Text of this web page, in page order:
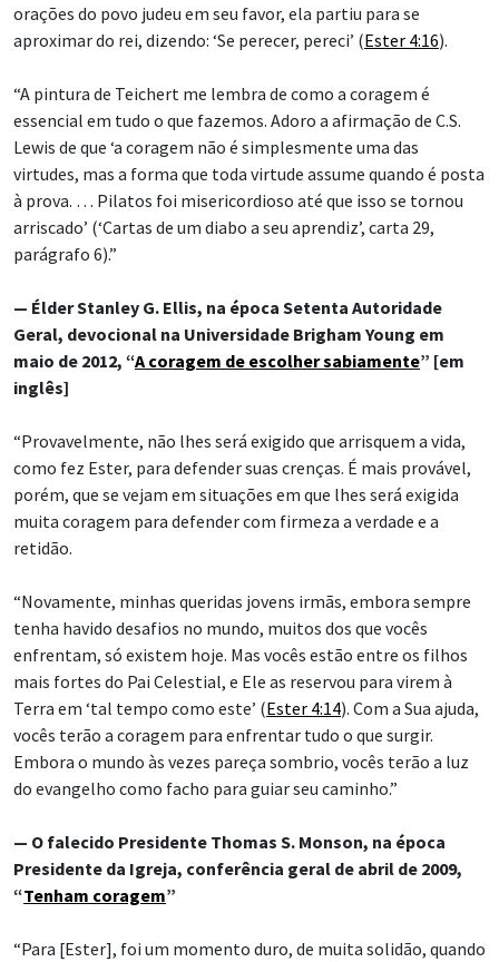
orações do povo judeu em seu favor, ela partiu para se
aproximar do rei, dizendo: ‘Se perecer, pereci’ (Ester 4:16).
“A pintura de Teichert me lembra de como a coragem é
essencial em tudo o que fazemos. Adoro a afirmação de C.S.
Lewis de que ‘a coragem não é simplesmente uma das
virtudes, mas a forma que toda virtude assume quando é posta
à prova. … Pilatos foi misericordioso até que isso se tornou
arriscado’ (‘Cartas de um diabo a seu aprendiz’, carta 29,
parágrafo 6).”
— Élder Stanley G. Ellis, na época Setenta Autoridade
Geral, devocional na Universidade Brigham Young em
maio de 2012, “A coragem de escolher sabiamente” [em
inglês]
“Provavelmente, não lhes será exigido que arrisquem a vida,
como fez Ester, para defender suas crenças. É mais provável,
porém, que se vejam em situações em que lhes será exigida
muita coragem para defender com firmeza a verdade e a
retidão.
“Novamente, minhas queridas jovens irmãs, embora sempre
tenha havido desafios no mundo, muitos dos que vocês
enfrentam, só existem hoje. Mas vocês estão entre os filhos
mais fortes do Pai Celestial, e Ele as reservou para virem à
Terra em ‘tal tempo como este’ (Ester 4:14). Com a Sua ajuda,
vocês terão a coragem para enfrentar tudo o que surgir.
Embora o mundo às vezes pareça sombrio, vocês terão a luz
do evangelho como facho para guiar seu caminho.”
— O falecido Presidente Thomas S. Monson, na época
Presidente da Igreja, conferência geral de abril de 2009,
“Tenham coragem”
“Para [Ester], foi um momento duro, de muita solidão, quando